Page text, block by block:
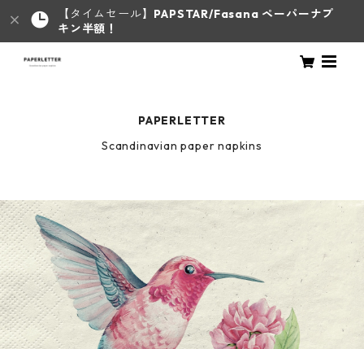
【タイムセール】 PAPSTAR/Fasana ペーパーナプ
キン半額！
PAPERLETTER
Scandinavian paper napkins